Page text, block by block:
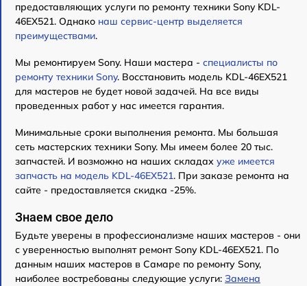
предоставляющих услуги по ремонту техники Sony KDL-
46EX521. Однако наш сервис-центр выделяется
преимуществами.
Мы ремонтируем Sony. Наши мастера - специалисты по
ремонту техники Sony. Восстановить модель KDL-46EX521
для мастеров не будет новой задачей. На все виды
проведенных работ у нас имеется гарантия.
Минимальные сроки выполнения ремонта. Мы большая
сеть мастерских техники Sony. Мы имеем более 20 тыс.
запчастей. И возможно на наших складах уже имеется
запчасть на модель KDL-46EX521. При заказе ремонта на
сайте - предоставляется скидка -25%.
Знаем свое дело
Будьте уверены в профессионализме наших мастеров - они
с уверенностью выполнят ремонт Sony KDL-46EX521. По
данным наших мастеров в Самаре по ремонту Sony,
наиболее востребованы следующие услуги: Замена